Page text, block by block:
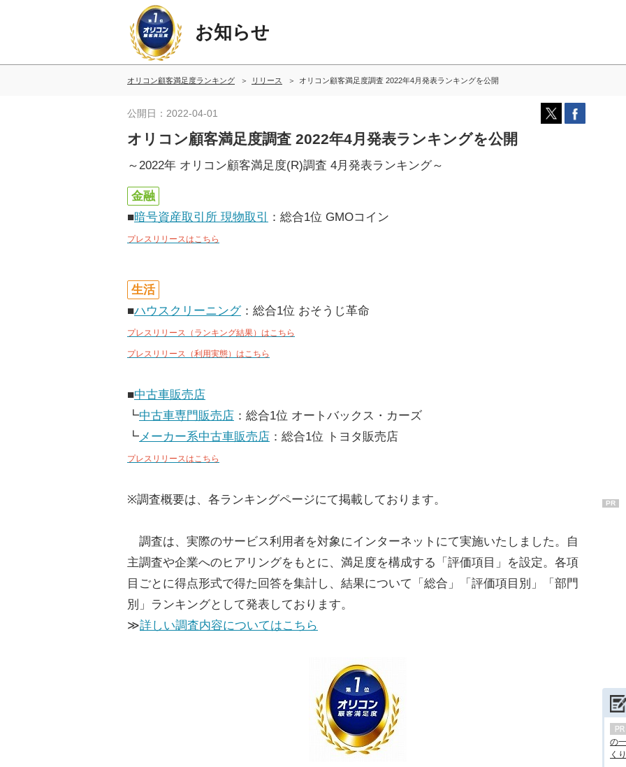
お知らせ
オリコン顧客満足度ランキング リリース オリコン顧客満足度調査 2022年4月発表ランキングを公開
公開日：2022-04-01
オリコン顧客満足度調査 2022年4月発表ランキングを公開
～2022年 オリコン顧客満足度(R)調査 4月発表ランキング～
金融
■暗号資産取引所 現物取引 ：総合1位 GMOコイン
プレスリリースはこちら
生活
■ハウスクリーニング：総合1位 おそうじ革命
プレスリリース（ランキング結果）はこちら
プレスリリース（利用実態）はこちら
■中古車販売店
┗中古車専門販売店 ：総合1位 オートバックス・カーズ
┗メーカー系中古車販売店 ：総合1位 トヨタ販売店
プレスリリースはこちら
※調査概要は、各ランキングページにて掲載しております。
調査は、実際のサービス利用者を対象にインターネットにて実施いたしました。自
主調査や企業へのヒアリングをもとに、満足度を構成する「評価項目」を設定。各項
目ごとに得点形式で得た回答を集計し、結果について「総合」「評価項目別」「部門
別」ランキングとして発表しております。
≫詳しい調査内容についてはこちら
PR
の
く